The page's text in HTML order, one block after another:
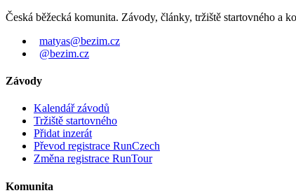
Česká běžecká komunita. Závody, články, tržiště startovného a
matyas@bezim.cz
@bezim.cz
Závody
Kalendář závodů
Tržiště startovného
Přidat inzerát
Převod registrace RunCzech
Změna registrace RunTour
Komunita